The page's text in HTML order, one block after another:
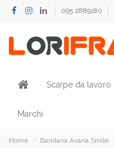
095 2889180
Scarpe da lavoro
Marchi
Home Bandana Avana Smile